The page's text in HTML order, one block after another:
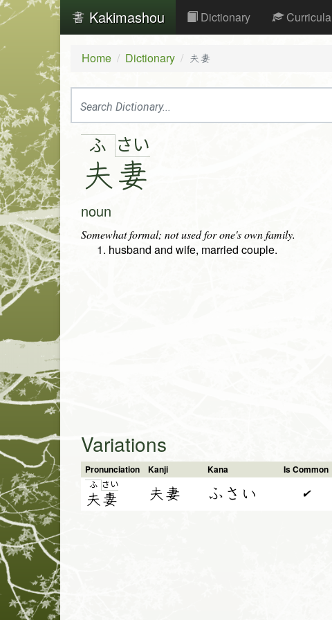
Kakimashou Dictionary Curricula
Home Dictionary 夫妻
ふ
夫
さ い
妻
noun
Somewhat formal; not used for one's own family.
husband and wife, married couple.
Variations
Pronunciation Kanji Kana Is Common
ふ
夫
さ い
妻 夫妻 ふさい ✔